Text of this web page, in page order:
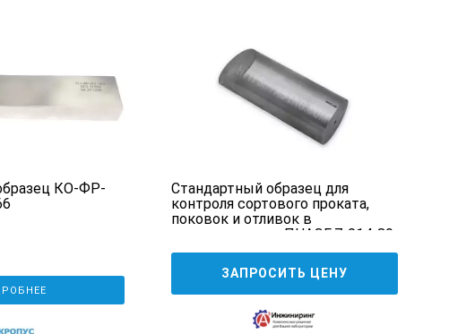
(калибровка)
отражателем типа
и сроки поставки обсуждаются в
КО-ФР-
Стандартный образец для
контроля сортового проката,
поковок и отливок в
соответствии с ПНАЭГ-7-014-89.
ЗАПРОСИТЬ ЦЕНУ